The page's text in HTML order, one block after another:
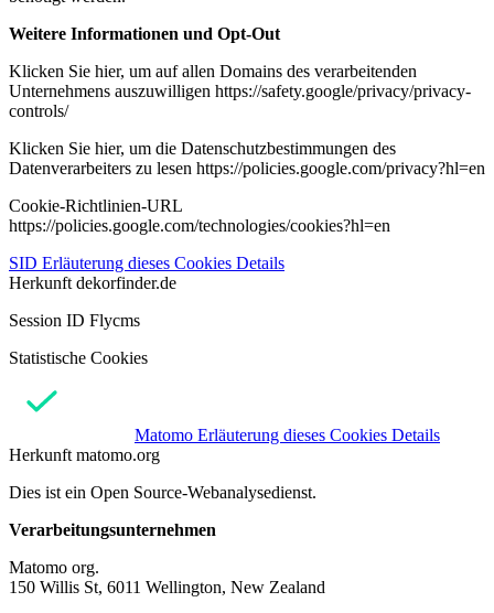
Weitere Informationen und Opt-Out
Klicken Sie hier, um auf allen Domains des verarbeitenden
Unternehmens auszuwilligen https://safety.google/privacy/privacy-
controls/
Klicken Sie hier, um die Datenschutzbestimmungen des
Datenverarbeiters zu lesen https://policies.google.com/privacy?hl=en
Cookie-Richtlinien-URL
https://policies.google.com/technologies/cookies?hl=en
SID Erläuterung dieses Cookies Details
Herkunft dekorfinder.de
Session ID Flycms
Statistische Cookies
Matomo Erläuterung dieses Cookies Details
Herkunft matomo.org
Dies ist ein Open Source-Webanalysedienst.
Verarbeitungsunternehmen
Matomo org.
150 Willis St, 6011 Wellington, New Zealand